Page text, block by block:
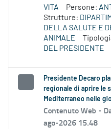
VITA
Persone:
Strutture:
DELLA SALUTE E
ANIMALE
DEL PRESIDENTE
Presidente Decaro
regionale di aprire le
Mediterraneo nelle
Contenuto Web -
ago-2026 15.48